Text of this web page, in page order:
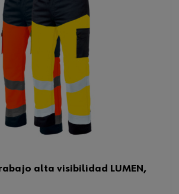
alta visibilidad LUMEN,